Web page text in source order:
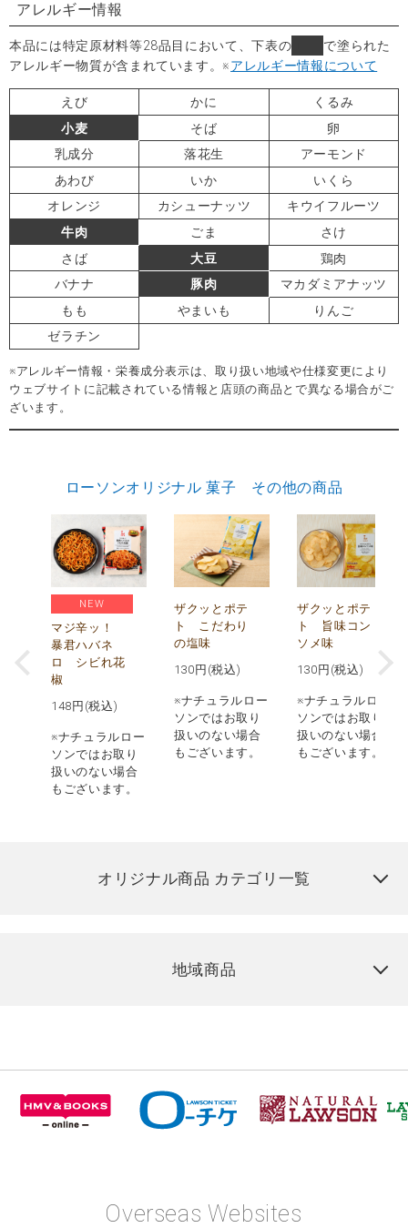
アレルギー情報
本品には特定原材料等28品目において、下表の
で塗られた
アレルギー物質が含まれています。※アレルギー情報について
えび かに
くるみ
小麦
そば
卵
乳成分
落花生
アーモンド
あわび
いか
いくら
オレンジ
カシューナッツ
キウイフルーツ
牛肉
ごま
さけ
さば
大豆
鶏肉
バナナ
豚肉
マカダミアナッツ
もも
やまいも
りんご
ゼラチン
※アレルギー情報・栄養成分表示は、取り扱い地域や仕様変更により
ウェブサイトに記載されている情報と店頭の商品とで異なる場合がご
ざいます。
ローソンオリジナル 菓子 その他の商品
NEW
マジ辛ッ！
暴君ハバネ
ロ シビれ花
椒
148 円(税込)
※ナチュラルロー
ソンではお取り
扱いのない場合
もございます。
ザクッとポテ
ト こだわり
の塩味
130 円(税込)
※ナチュラルロー
ソンではお取り
扱いのない場合
もございます。
ザクッとポテ
ト 旨味コン
ソメ味
130 円(税込)
※ナチュラルロー
ソンではお取り
扱いのない場合
もございます。
オリジナル商品 カテゴリ一覧
地域商品
Overseas Websites